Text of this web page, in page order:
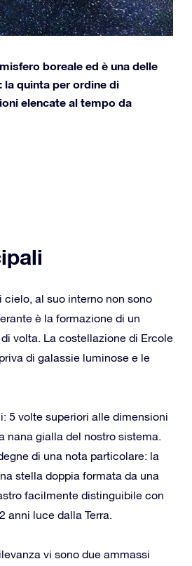
boreale ed è una delle
quinta per ordine di
elencate al tempo da
al suo interno non sono
è la formazione di un
volta. La costellazione di Ercole
di galassie luminose e le
5 volte superiori alle dimensioni
nana gialla del nostro sistema.
di una nota particolare: la
stella doppia formata da una
facilmente distinguibile con
anni luce dalla Terra.
vi sono due ammassi